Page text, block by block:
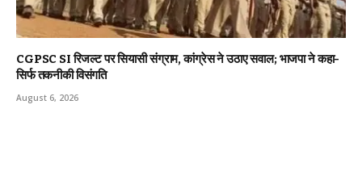
CGPSC SI रिजल्ट पर सियासी संग्राम, कांग्रेस ने उठाए सवाल; भाजपा ने कहा-
सिर्फ तकनीकी विसंगति
August 6, 2026